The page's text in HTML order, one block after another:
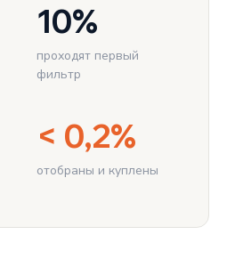
10%
проходят первый
фильтр
< 0,2%
отобраны и куплены